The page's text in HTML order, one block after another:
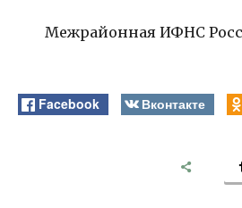
Межрайонная ИФНС
Facebook Вконтакте